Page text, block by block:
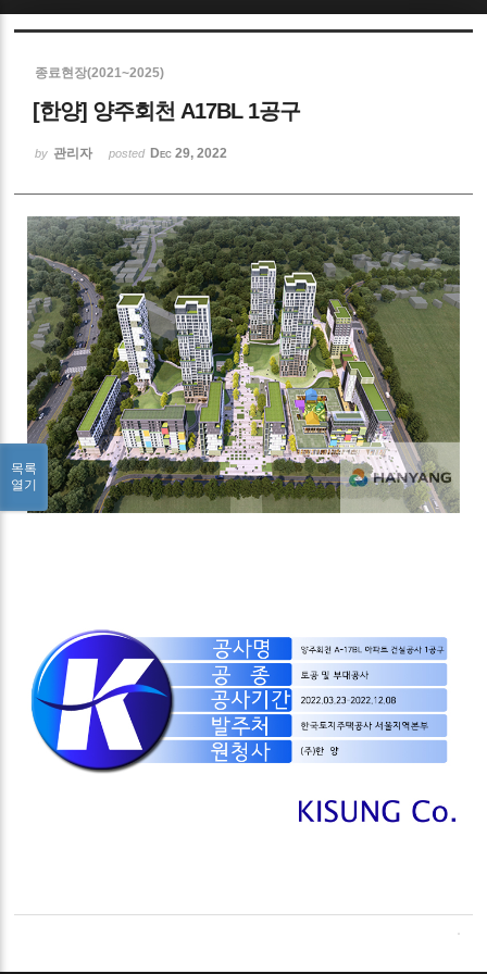
종료현장(2021~2025)
[한양] 양주회천 A17BL 1공구
by 관리자 posted Dec 29, 2022
목록
열기
Sketchbook5, 스케치북5
Sketchbook5, 스케치북5